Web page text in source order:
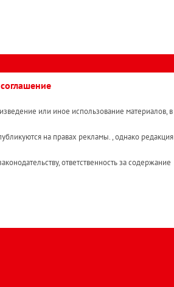
или иное использование материалов, в
на правах рекламы. , однако редакция
ответственность за содержание